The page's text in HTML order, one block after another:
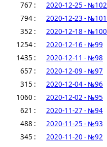
767 :
2020-12-25 - №102
794 :
2020-12-23 - №101
352 :
2020-12-18 - №100
1254 :
2020-12-16 - №99
1435 :
2020-12-11 - №98
657 :
2020-12-09 - №97
315 :
2020-12-04 - №96
1060 :
2020-12-02 - №95
621 :
2020-11-27 - №94
488 :
2020-11-25 - №93
345 :
2020-11-20 - №92